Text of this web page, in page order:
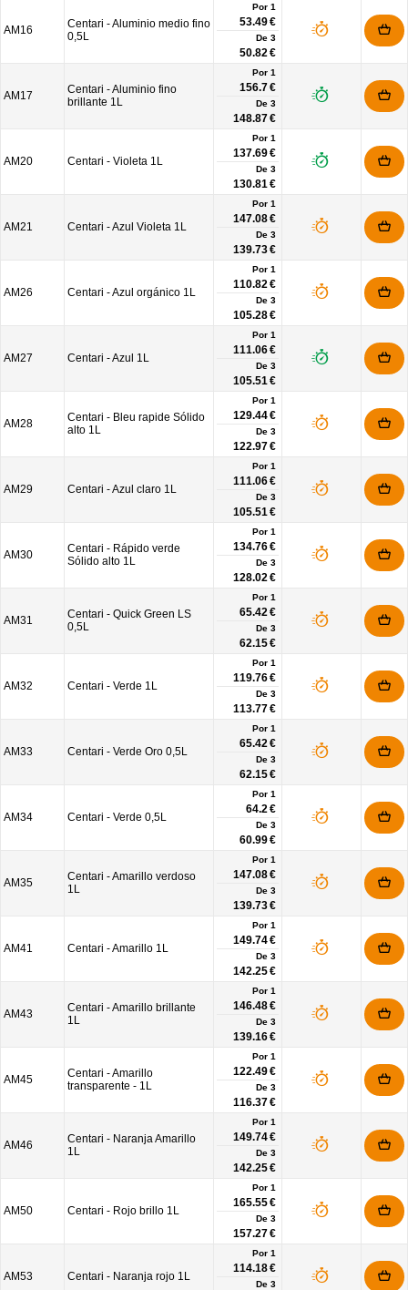
AM16
Centari - Aluminio medio fino
0,5L
Por 1
53.49 €
De 3
50.82 €
AM17
Centari - Aluminio fino
brillante 1L
Por 1
156.7 €
De 3
148.87 €
AM20 Centari - Violeta 1L
Por 1
137.69 €
De 3
130.81 €
AM21 Centari - Azul Violeta 1L
Por 1
147.08 €
De 3
139.73 €
AM26 Centari - Azul orgánico 1L
Por 1
110.82 €
De 3
105.28 €
AM27 Centari - Azul 1L
Por 1
111.06 €
De 3
105.51 €
AM28
Centari - Bleu rapide Sólido
alto 1L
Por 1
129.44 €
De 3
122.97 €
AM29 Centari - Azul claro 1L
Por 1
111.06 €
De 3
105.51 €
AM30
Centari - Rápido verde
Sólido alto 1L
Por 1
134.76 €
De 3
128.02 €
AM31
Centari - Quick Green LS
0,5L
Por 1
65.42 €
De 3
62.15 €
AM32 Centari - Verde 1L
Por 1
119.76 €
De 3
113.77 €
AM33 Centari - Verde Oro 0,5L
Por 1
65.42 €
De 3
62.15 €
AM34 Centari - Verde 0,5L
Por 1
64.2 €
De 3
60.99 €
AM35
Centari - Amarillo verdoso
1L
Por 1
147.08 €
De 3
139.73 €
AM41 Centari - Amarillo 1L
Por 1
149.74 €
De 3
142.25 €
AM43
Centari - Amarillo brillante
1L
Por 1
146.48 €
De 3
139.16 €
AM45
Centari - Amarillo
transparente - 1L
Por 1
122.49 €
De 3
116.37 €
AM46
Centari - Naranja Amarillo
1L
Por 1
149.74 €
De 3
142.25 €
AM50 Centari - Rojo brillo 1L
Por 1
165.55 €
De 3
157.27 €
AM53 Centari - Naranja rojo 1L
Por 1
114.18 €
De 3